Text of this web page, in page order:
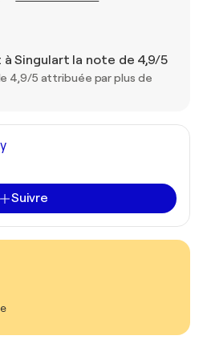
Singulart la note de 4,9/5
4,9/5 attribuée par plus de
Suivre